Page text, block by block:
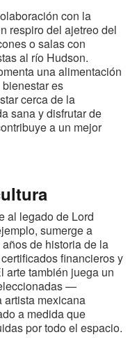
con la
respiro del ajetreo del
o salas con
al río Hudson.
una alimentación
es
cerca de la
sana y disfrutar de
a un mejor
al legado de Lord
sumerge a
de historia de la
financieros y
arte también juega un
—
artista mexicana
a medida que
por todo el espacio.